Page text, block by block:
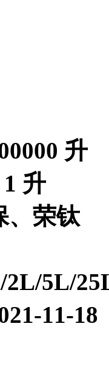
升
升
、荣钛
2L/5L/
11-18